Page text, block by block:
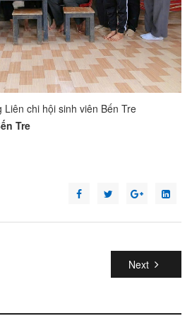
chi hội sinh viên Bến Tre
Tre
Next